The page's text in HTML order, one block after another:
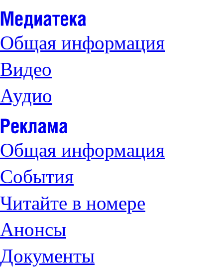
Общая информация
Видео
Аудио
Общая информация
События
Читайте в номере
Анонсы
Документы